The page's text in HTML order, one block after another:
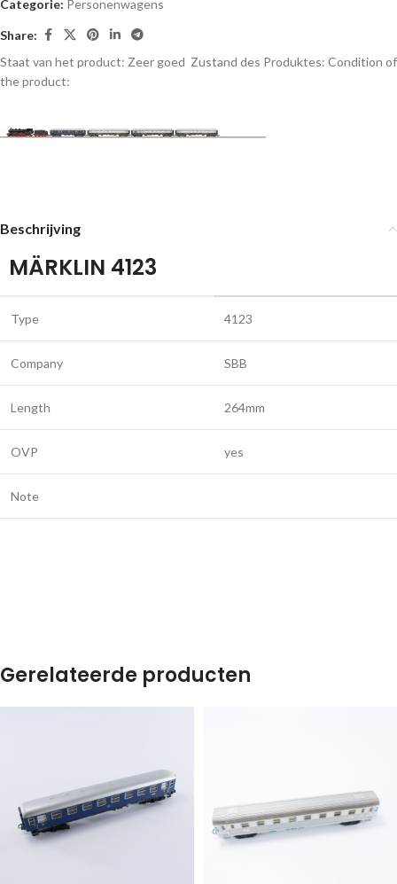
Categorie: Personenwagens
Share:
Staat van het product: Zeer goed Zustand des Produktes: Condition of
the product:
Beschrijving
MÄRKLIN 4123
Type 4123
Company SBB
Length 264mm
OVP yes
Note
Gerelateerde producten